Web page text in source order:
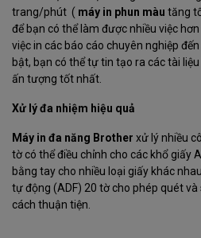
trang/phút ( máy in phun màu tăng
để bạn có thể làm được nhiều việc
việc in các báo cáo chuyên nghiệp
bật, bạn có thể tự tin tạo ra các tài
ấn tượng tốt nhất.
Xử lý đa nhiệm hiệu quả
Máy in đa năng Brother xử lý nhiều
tờ có thể điều chỉnh cho các khổ giấy
bằng tay cho nhiều loại giấy khác
tự động (ADF) 20 tờ cho phép quét
cách thuận tiện.